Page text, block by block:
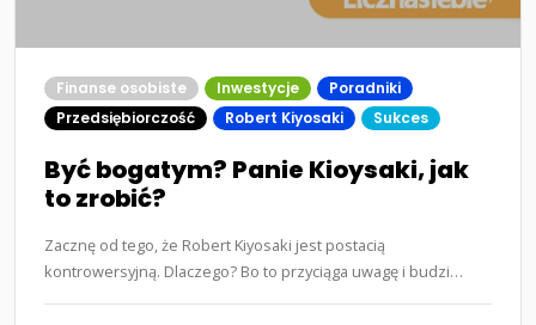
Finanse osobiste Inwestycje
Poradniki
Przedsiębiorczość
Robert Kiyosaki Sukces
Być bogatym? Panie Kioysaki, jak
to zrobić?
Zacznę od tego, że Robert Kiyosaki jest postacią
kontrowersyjną. Dlaczego? Bo to przyciąga uwagę i budzi